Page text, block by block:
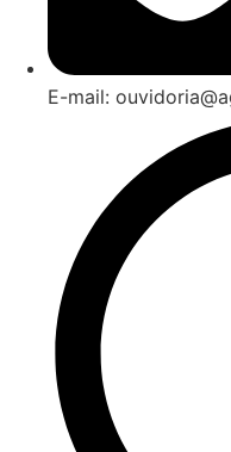
E-mail: